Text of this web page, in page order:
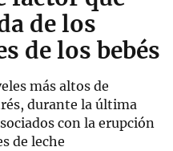
de los
de los bebés
más altos de
durante la última
con la erupción
de leche